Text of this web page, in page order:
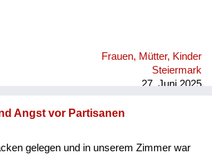
Frauen, Mütter, Kinder
Steiermark
27. Juni 2025
Angst vor Partisanen
gelegen und in unserem Zimmer war